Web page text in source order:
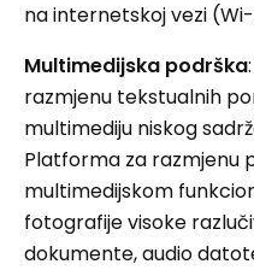
na internetskoj vezi
Multimedijska podrška
razmjenu tekstualnih
multimediju niskog
Platforma za razmjenu
multimedijskom
fotografije visoke
dokumente, audio